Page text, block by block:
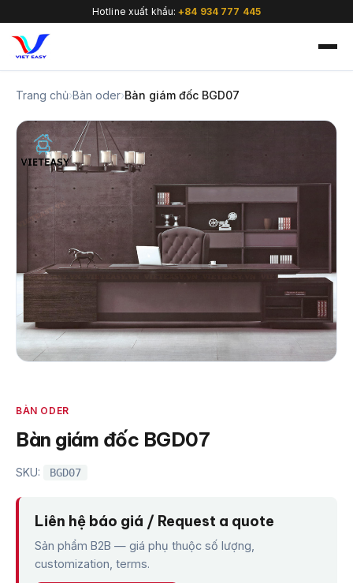
Hotline xuất khẩu:+84 934 777 445
Trang chủ›Bàn oder›Bàn giám đốc BGD07
BÀN ODER
Bàn giám đốc BGD07
SKU: BGD07
Liên hệ báo giá / Request a quote
Sản phẩm B2B — giá phụ thuộc số lượng,
customization, terms.